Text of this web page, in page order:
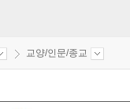
교양/인문/종교